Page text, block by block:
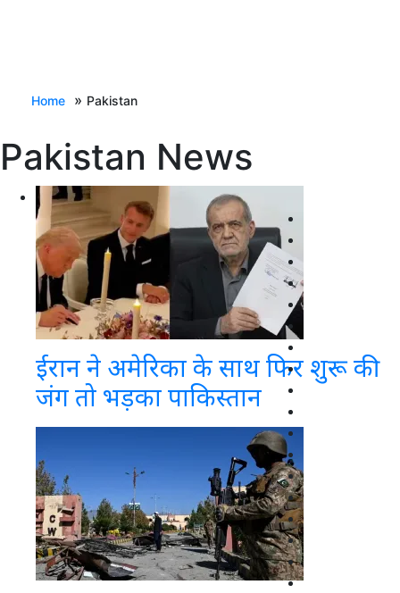
Home » Pakistan
Pakistan News
ईरान ने अमेरिका के साथ फिर शुरू की
जंग तो भड़का पाकिस्तान